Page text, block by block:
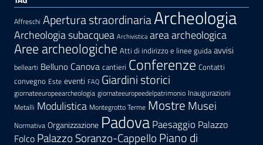
Affreschi Apertura straordinariaArcheologia
Archeologia subacquea Archivistica area archeologica
Aree archeologiche Atti di indirizzo e linee guida avvisi
bellearti Belluno Canova cantieri Conferenze Contatti
convegno Este eventi FAQ Giardini storici
giornateeuropeearcheologia giornateeuropeedelpatrimonio Inaugurazioni
Metalli Modulistica Montegrotto Terme Mostre Musei
Normativa Organizzazione PadovaPaesaggio Palazzo
Folco Palazzo Soranzo-Cappello Piano di